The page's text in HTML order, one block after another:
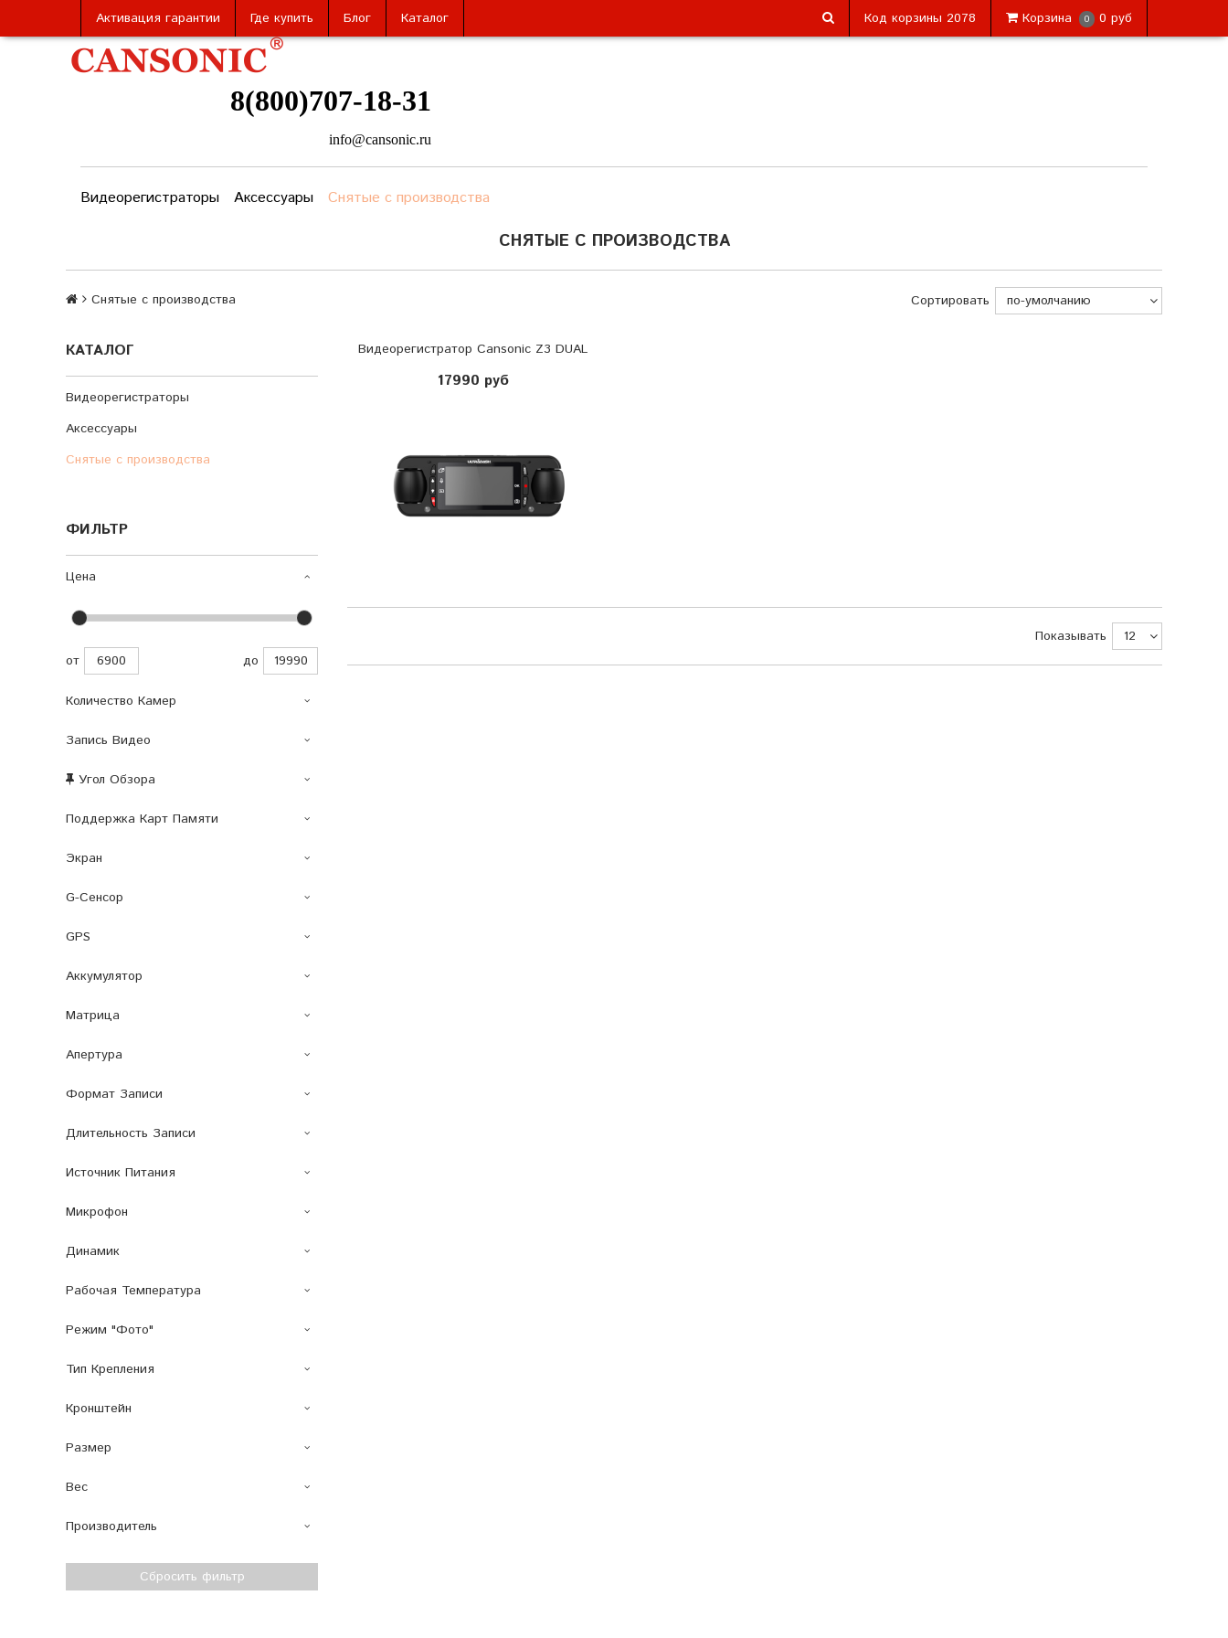
Активация гарантии Где купить Блог Каталог Корзина 0 0 руб
Код корзины 2078
8(800)707-18-31
info@cansonic.ru
Видеорегистраторы Аксессуары Снятые с производства
СНЯТЫЕ С ПРОИЗВОДСТВА
Снятые с производства Сортировать
КАТАЛОГ
Видеорегистраторы
Аксессуары
Снятые с производства
ФИЛЬТР
Цена
от до
Количество Камер
Запись Видео
Угол Обзора
Поддержка Карт Памяти
Экран
G-Сенсор
GPS
Аккумулятор
Матрица
Апертура
Формат Записи
Длительность Записи
Источник Питания
Микрофон
Динамик
Рабочая Температура
Режим "Фото"
Тип Крепления
Кронштейн
Размер
Вес
Производитель
Сбросить фильтр
Видеорегистратор Cansonic Z3 DUAL
17990 руб
Показывать